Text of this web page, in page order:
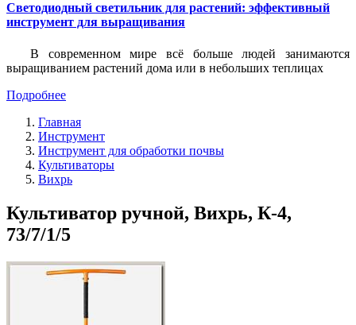
Светодиодный светильник для растений: эффективный
инструмент для выращивания
В современном мире всё больше людей занимаются
выращиванием растений дома или в небольших теплицах
Подробнее
Главная
Инструмент
Инструмент для обработки почвы
Культиваторы
Вихрь
Культиватор ручной, Вихрь, К-4,
73/7/1/5